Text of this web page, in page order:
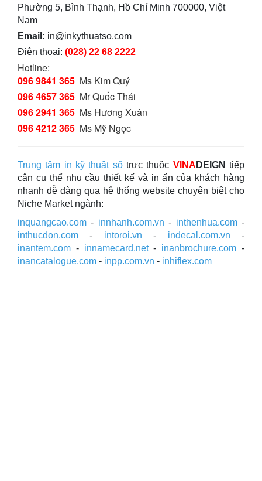
Phường 5, Bình Thạnh, Hồ Chí Minh 700000, Việt
Nam
Email: in@inkythuatso.com
Điện thoại: (028) 22 68 2222
Hotline:
096 9841 365 Ms Kim Quý
096 4657 365 Mr Quốc Thái
096 2941 365 Ms Hương Xuân
096 4212 365 Ms Mỹ Ngọc
Trung tâm in kỹ thuật sốtrực thuộc VINA DEIGN tiếp
cận cụ thể nhu cầu thiết kế và in ấn của khách hàng
nhanh dễ dàng qua hệ thống website chuyên biệt cho
Niche Market ngành:
inquangcao.com - innhanh.com.vn - inthenhua.com-
inthucdon.com - intoroi.vn - indecal.com.vn -
inantem.com - innamecard.net- inanbrochure.com -
inancatalogue.com - inpp.com.vn - inhiflex.com